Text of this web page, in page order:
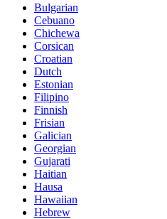
Bulgarian
Cebuano
Chichewa
Corsican
Croatian
Dutch
Estonian
Filipino
Finnish
Frisian
Galician
Georgian
Gujarati
Haitian
Hausa
Hawaiian
Hebrew